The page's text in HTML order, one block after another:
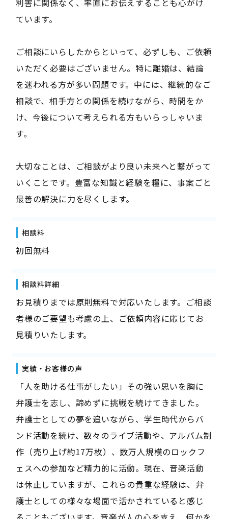
利害に関係なく、率直にお伝えすることも心がけ
ています。
ご相談にいらしたからといって、必ずしも、ご依頼
いただく必要はございません。特に離婚は、結論
を迷われる方が多い問題です。中には、継続的なご
相談で、相手方との関係を続けながら、時間をか
け、今後について考えられる方もいらっしゃいま
す。
大切なことは、ご相談がより良い未来へと繋がって
いくことです。豊富な知識と経験を糧に、事案ごと
最善の解決に力を尽くします。
相談料
初回無料
相談料詳細
お見積りまでは原則無料で対応いたします。ご相談
者様のご要望も考慮の上、ご依頼内容に応じてお
見積りいたします。
実績・お客様の声
「人を助ける仕事がしたい」その強い思いを胸に
弁護士を志し、諦めずに挑戦を続けてきました。
弁護士としての夢を追いながら、学生時代からバ
ンド活動を続け、数々のライブ活動や、アルバム制
作（売り上げ約17万枚）、数万人規模のロックフ
ェスへの参加など精力的に活動。現在、音楽活動
は休止していますが、これらの貴重な経験は、弁
護士としての様々な場面で活かされていると感じ